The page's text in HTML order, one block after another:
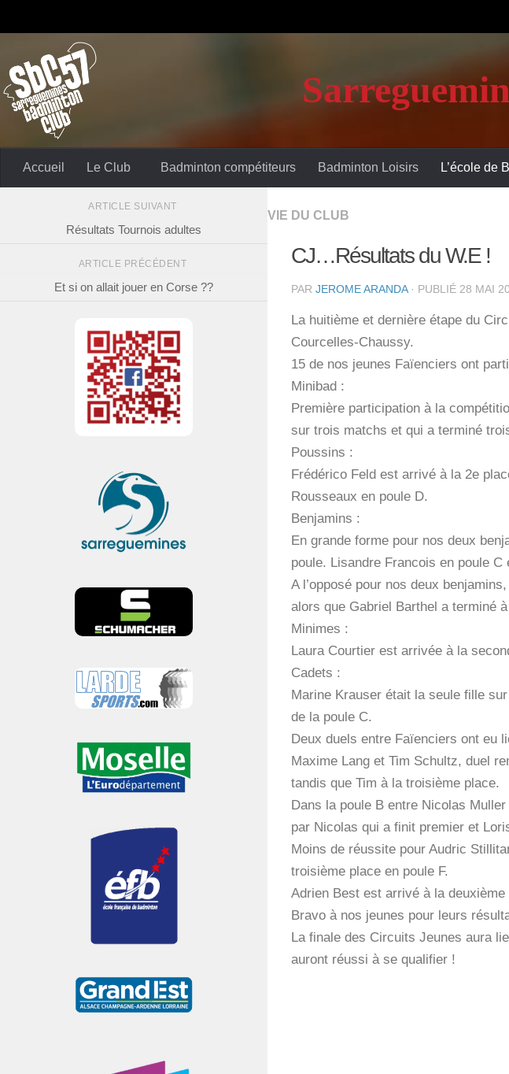
Accueil Le Club Badminton compétiteurs Badminton Loisirs L’école de
VIE DU CLUB
CJ…Résultats du W.E !
PAR JEROME ARANDA · PUBLIÉ 28 MAI
La huitième et dernière étape du
Courcelles-Chaussy.
15 de nos jeunes Faïenciers ont
Minibad :
Première participation à la
sur trois matchs et qui a terminé
Poussins :
Frédérico Feld est arrivé à la 2e
Rousseaux en poule D.
Benjamins :
En grande forme pour nos deux
poule. Lisandre Francois en poule C
A l’opposé pour nos deux
alors que Gabriel Barthel a terminé
Minimes :
Laura Courtier est arrivée à la
Cadets :
Marine Krauser était la seule fille
de la poule C.
Deux duels entre Faïenciers ont eu
Maxime Lang et Tim Schultz, duel
tandis que Tim à la troisième place.
Dans la poule B entre Nicolas
par Nicolas qui a finit premier et
Moins de réussite pour Audric
troisième place en poule F.
Adrien Best est arrivé à la
Bravo à nos jeunes pour leurs
La finale des Circuits Jeunes aura
auront réussi à se qualifier !
ARTICLE SUIVANT
Résultats Tournois adultes
ARTICLE PRÉCÉDENT
Et si on allait jouer en Corse ??